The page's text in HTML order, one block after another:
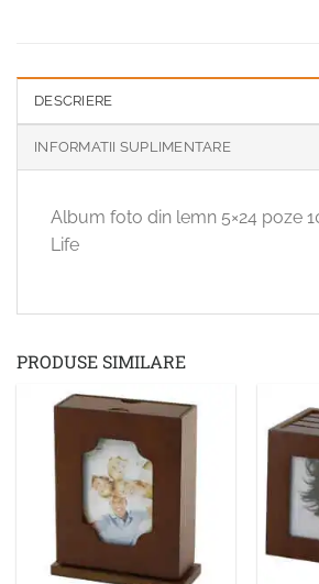
DESCRIERE
INFORMATII SUPLIMENTARE
Album foto din lemn 5×24 poze
Life
PRODUSE SIMILARE